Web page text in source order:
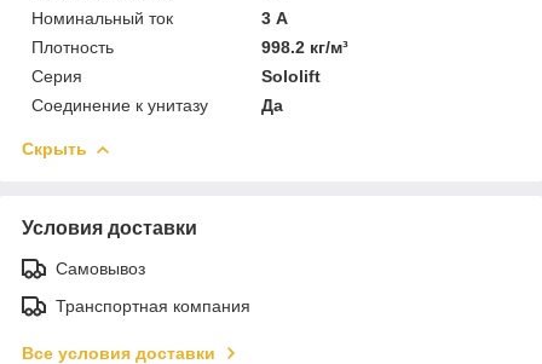
Номинальный ток
3 А
Плотность
998.2 кг/м³
Серия
Sololift
Соединение к унитазу
Да
Скрыть
Условия доставки
Самовывоз
Транспортная компания
Все условия доставки